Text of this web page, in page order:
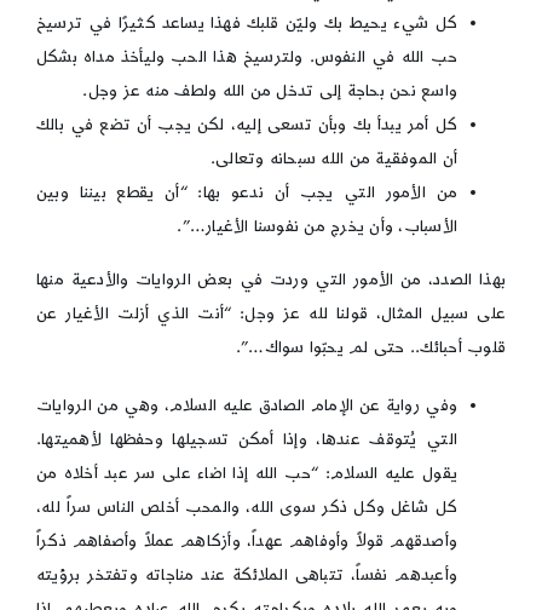
كل شيء يحيط بك وليّن قلبك فهذا يساعد كثيرًا في ترسيخ
حب الله في النفوس. ولترسيخ هذا الحب وليأخذ مداه بشكل
واسع نحن بحاجة إلى تدخل من الله ولطف منه عز وجل.
كل أمر يبدأ بك وبأن تسعى إليه، لكن يجب أن تضع في بالك
أن الموفقية من الله سبحانه وتعالى.
من الأمور التي يجب أن ندعو بها: “أن يقطع بيننا وبين
الأسباب، وأن يخرج من نفوسنا الأغيار…”.
بهذا الصدد، من الأمور التي وردت في بعض الروايات والأدعية منها
على سبيل المثال، قولنا لله عز وجل: “أنت الذي أزلت الأغيار عن
قلوب أحبائك.. حتى لم يحبّوا سواك…”.
وفي رواية عن الإمام الصادق عليه السلام، وهي من الروايات
التي يُتوقف عندها، وإذا أمكن تسجيلها وحفظها لأهميتها.
يقول عليه السلام: “حب الله إذا اضاء على سر عبد أخلاه من
كل شاغل وكل ذكر سوى الله، والمحب أخلص الناس سراً لله،
وأصدقهم قولاً وأوفاهم عهداً، وأزكاهم عملاً وأصفاهم ذكراً
وأعبدهم نفساً، تتباهى الملائكة عند مناجاته وتفتخر برؤيته